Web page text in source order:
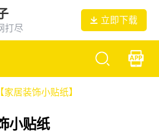
打尽
立即下载
【家居装饰小贴纸】
小贴纸